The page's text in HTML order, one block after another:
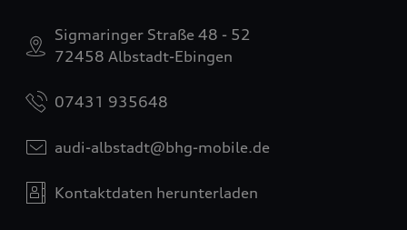
Sigmaringer Straße 48 - 52
72458 Albstadt-Ebingen
07431 935648
audi-albstadt@bhg-mobile.de
Kontaktdaten herunterladen